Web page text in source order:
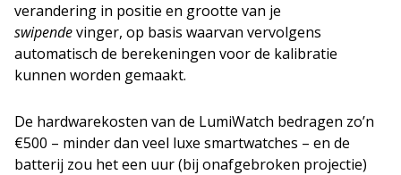
verandering in positie en grootte van je
swipendevinger, op basis waarvan vervolgens
automatisch de berekeningen voor de kalibratie
kunnen worden gemaakt.
De hardwarekosten van de LumiWatch bedragen zo’n
€500 – minder dan veel luxe smartwatches – en de
batterij zou het een uur (bij onafgebroken projectie)